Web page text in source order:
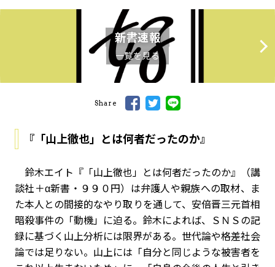
新書速報
一覧を見る
Share
『「山上徹也」とは何者だったのか』
鈴木エイト『「山上徹也」とは何者だったのか』（講
談社＋α新書・９９０円）は弁護人や親族への取材、ま
た本人との間接的なやり取りを通して、安倍晋三元首相
暗殺事件の「動機」に迫る。鈴木によれば、ＳＮＳの記
録に基づく山上分析には限界がある。世代論や格差社会
論では足りない。山上には「自分と同じような被害者を